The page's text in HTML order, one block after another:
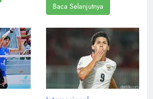
Baca Selanjutnya